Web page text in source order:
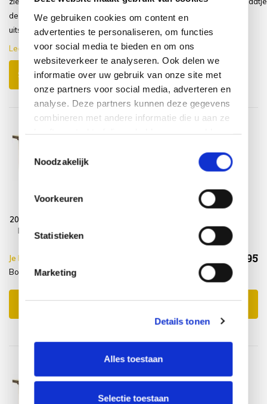
We gebruiken cookies om content en
advertenties te personaliseren, om functies
voor social media te bieden en om ons
websiteverkeer te analyseren. Ook delen we
informatie over uw gebruik van onze site met
onze partners voor social media, adverteren en
analyse. Deze partners kunnen deze gegevens
combineren met andere informatie die u aan ze
Noodzakelijk
Voorkeuren
Statistieken
Marketing
Details tonen
Alles toestaan
Selectie toestaan
dezelfde matte onbehandelde
uitstraling, maar...
Lees meer
kompleet
Schrijf je eigen review
Boomstam
200x70xH110 cm –
bladdikte 8 cm
Je bespaart €5.00,- €788,95
Boomstam bartafel + Wood protector
Toevoegen aan winkelwagen